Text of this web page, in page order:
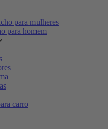
para mulheres
para homem
carro